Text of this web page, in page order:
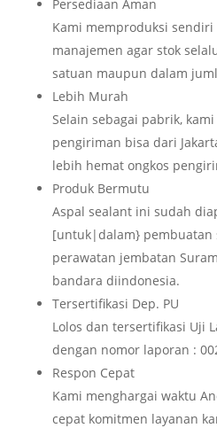
Persediaan Aman
Kami memproduksi sendiri
manajemen agar stok
satuan maupun dalam
Lebih Murah
Selain sebagai pabrik,
pengiriman bisa dari
lebih hemat ongkos
Produk Bermutu
Aspal sealant ini sudah
[untuk|dalam} pembuatan
perawatan jembatan
bandara diindonesia.
Tersertifikasi Dep. PU
Lolos dan tersertifikasi Uji
dengan nomor laporan :
Respon Cepat
Kami menghargai waktu
cepat komitmen layanan